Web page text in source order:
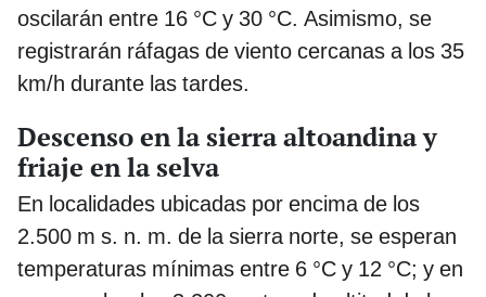
oscilarán entre 16 °C y 30 °C. Asimismo, se
registrarán ráfagas de viento cercanas a los 35
km/h durante las tardes.
Descenso en la sierra altoandina y
friaje en la selva
En localidades ubicadas por encima de los
2.500 m s. n. m. de la sierra norte, se esperan
temperaturas mínimas entre 6 °C y 12 °C; y en